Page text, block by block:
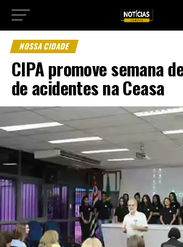
NOSSA CIDADE
CIPA promove semana
de acidentes na Ceasa